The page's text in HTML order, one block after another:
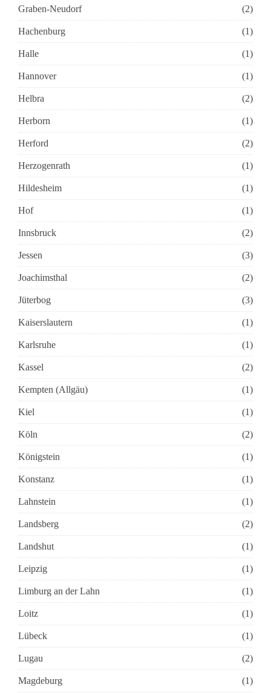
Graben-Neudorf (2)
Hachenburg (1)
Halle (1)
Hannover (1)
Helbra (2)
Herborn (1)
Herford (2)
Herzogenrath (1)
Hildesheim (1)
Hof (1)
Innsbruck (2)
Jessen (3)
Joachimsthal (2)
Jüterbog (3)
Kaiserslautern (1)
Karlsruhe (1)
Kassel (2)
Kempten (Allgäu) (1)
Kiel (1)
Köln (2)
Königstein (1)
Konstanz (1)
Lahnstein (1)
Landsberg (2)
Landshut (1)
Leipzig (1)
Limburg an der Lahn (1)
Loitz (1)
Lübeck (1)
Lugau (2)
Magdeburg (1)